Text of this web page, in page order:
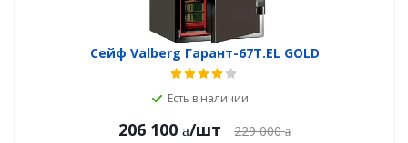
Сейф Valberg Гарант-67T.EL GOLD
Есть в наличии
206 100 /шт 229 000